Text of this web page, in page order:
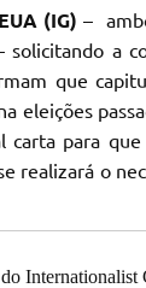
(IG) –
solicitando a
que
eleições
para que
realizará o
Internationalist